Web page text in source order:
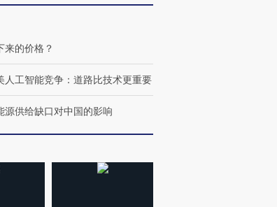
泽连斯基密集出访美英 索
【特别呈现】寻找100种
有意思的生活方式·第三对
CFO：不靠规模取胜，华
来的价格？
人工智能竞争：道路比技术更重要
源供给缺口对中国的影响